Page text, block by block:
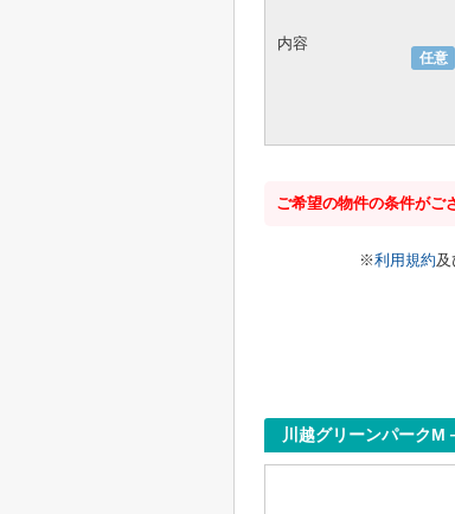
任意
内容
ご希望の物件の条件がご
※利用規約及
川越グリーンパークM